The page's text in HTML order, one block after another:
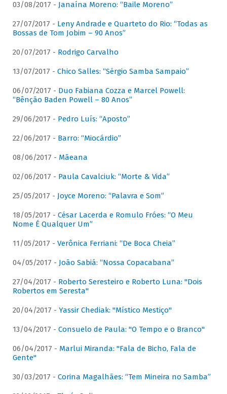
03/08/2017 - Janaína Moreno: “Baile Moreno”
27/07/2017 - Leny Andrade e Quarteto do Rio: “Todas as
Bossas de Tom Jobim – 90 Anos”
20/07/2017 - Rodrigo Carvalho
13/07/2017 - Chico Salles: “Sérgio Samba Sampaio”
06/07/2017 - Duo Fabiana Cozza e Marcel Powell:
“Bênção Baden Powell – 80 Anos”
29/06/2017 - Pedro Luís: “Aposto”
22/06/2017 - Barro: “Miocárdio”
08/06/2017 - Mãeana
02/06/2017 - Paula Cavalciuk: “Morte & Vida”
25/05/2017 - Joyce Moreno: “Palavra e Som”
18/05/2017 - César Lacerda e Romulo Fróes: “O Meu
Nome É Qualquer Um”
11/05/2017 - Verônica Ferriani: “De Boca Cheia”
04/05/2017 - João Sabiá: “Nossa Copacabana”
27/04/2017 - Roberto Seresteiro e Roberto Luna: "Dois
Robertos em Seresta"
20/04/2017 - Yassir Chediak: "Místico Mestiço"
13/04/2017 - Consuelo de Paula: "O Tempo e o Branco"
06/04/2017 - Marlui Miranda: "Fala de Bicho, Fala de
Gente"
30/03/2017 - Corina Magalhães: “Tem Mineira no Samba”